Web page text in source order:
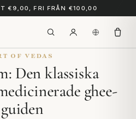
€9,00, FRI FRÅN €100,00
OF VEDAS
Den klassiska
ghee-
guiden